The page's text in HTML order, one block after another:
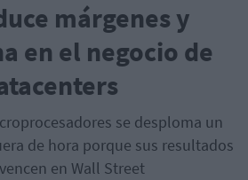
márgenes y
en el negocio de
se desploma un
de hora porque sus resultados
en Wall Street